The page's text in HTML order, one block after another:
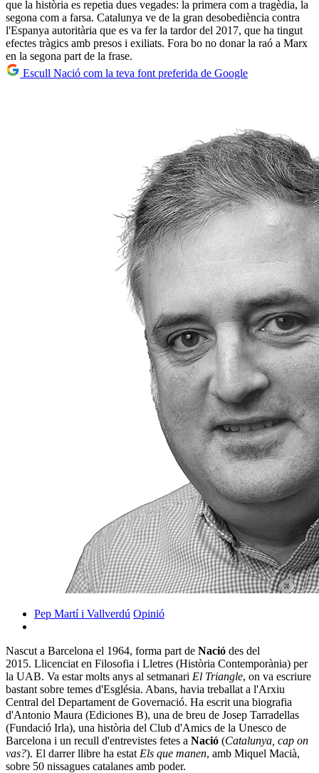
que la història es repetia dues vegades: la primera com a tragèdia, la
segona com a farsa. Catalunya ve de la gran desobediència contra
l'Espanya autoritària que es va fer la tardor del 2017, que ha tingut
efectes tràgics amb presos i exiliats. Fora bo no donar la raó a Marx
en la segona part de la frase.
Escull Nació com la teva font preferida de Google
Pep Martí i Vallverdú Opinió
Nascut a Barcelona el 1964, forma part de Nació des del
2015. Llicenciat en Filosofia i Lletres (Història Contemporània) per
la UAB. Va estar molts anys al setmanari El Triangle, on va escriure
bastant sobre temes d'Església. Abans, havia treballat a l'Arxiu
Central del Departament de Governació. Ha escrit una biografia
d'Antonio Maura (Ediciones B), una de breu de Josep Tarradellas
(Fundació Irla), una història del Club d'Amics de la Unesco de
Barcelona i un recull d'entrevistes fetes a Nació (Catalunya, cap on
vas?). El darrer llibre ha estat Els que manen, amb Miquel Macià,
sobre 50 nissagues catalanes amb poder.